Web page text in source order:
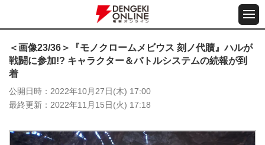
＜画像23/36＞『モノクロームメビウス 刻ノ代贖』ハルが
戦闘に参加!? キャラクター＆バトルシステムの続報が到
着
公開日時
2022年10月27日(木) 17:00
最終更新
2022年11月15日(火) 17:18